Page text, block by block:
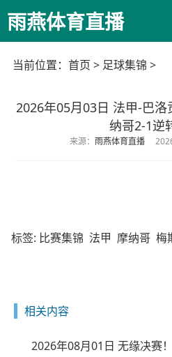
雨燕体育直播
当前位置： 首页 > 足球集锦 >
2026年05月03日 法甲-巴
纳哥2-1逆
来源： 雨燕体育直播
标签: 比赛集锦 法甲 摩纳哥 梅
相关内容
2026年08月01日 无缘决赛